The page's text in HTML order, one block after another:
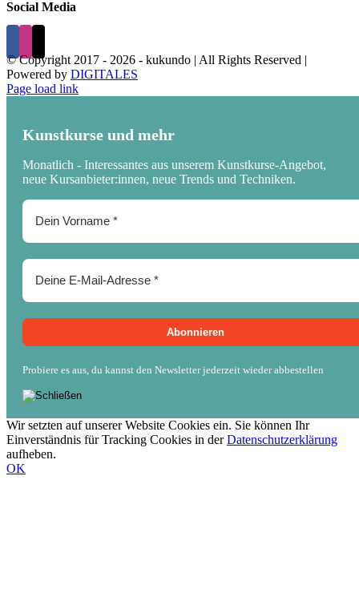
Social Media
© Copyright 2017 - 2026 - kukundo | All Rights Reserved |
Powered by DIGITALES
Page load link
Kunstkurse und mehr
Monatlich - Interessantes aus unserem Kunstkurse-Angebot,
neue Kursanbieter:innen, neue Trends und Techniken.
Probiere es aus, du kannst den Newsletter jederzeit wieder abbestellen
Wir setzten auf unserer Website Cookies ein. Sie können Ihr
Einverständnis für Tracking Cookies in derDatenschutzerklärung
aufheben.
OK